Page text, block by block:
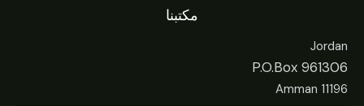
مكتبنا
Jordan
P.O.Box 961306
Amman 11196